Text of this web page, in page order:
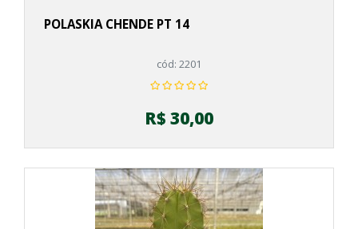
POLASKIA CHENDE PT 14
cód: 2201
R$ 30,00